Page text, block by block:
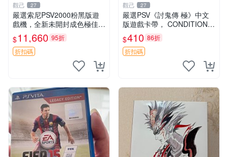
觀己 27
嚴選索尼PSV2000粉黑版遊
戲機，全新未開封成色極佳！
9新機殼完整無損，功能運作
順暢如初。 建議收藏珍品！
電玩粉必入手！ PSV2000 PS
$11,660 95折
折扣碼
觀己 27
嚴選PSV《討鬼傳 極》中文
版遊戲卡帶， CONDITION尚
佳，日常使用留痕，運作順
暢，適合收藏。討鬼傳極 PS
V 主機 卡帶
$410 86折
折扣碼